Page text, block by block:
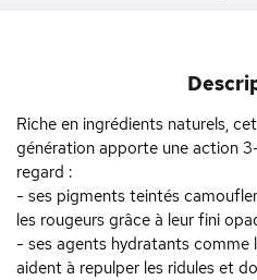
Riche en ingrédients naturels,
génération apporte une action
regard :
- ses pigments teintés
les rougeurs grâce à leur fini
- ses agents hydratants comme
aident à repulper les ridules et